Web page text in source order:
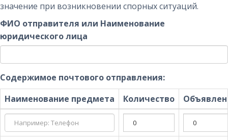
значение при возникновении спорных ситуаций.
ФИО отправителя или Наименование
юридического лица
Содержимое почтового отправления:
Наименование предмета
Количество